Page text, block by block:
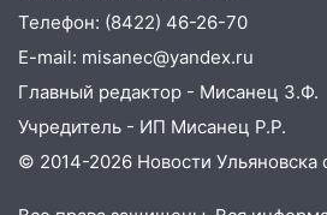
06:10 Двое мигрантов
летнюю девочку в центре
06:00 Мертвеца
мешок и попытались
05:30 Астрологи
Телефон: (8422) 46-26-70
E-mail: misanec@yandex.ru
Главный редактор - Мисанец З.Ф.
Учредитель - ИП Мисанец Р.Р.
© 2014-2026 Новости Ульяновска